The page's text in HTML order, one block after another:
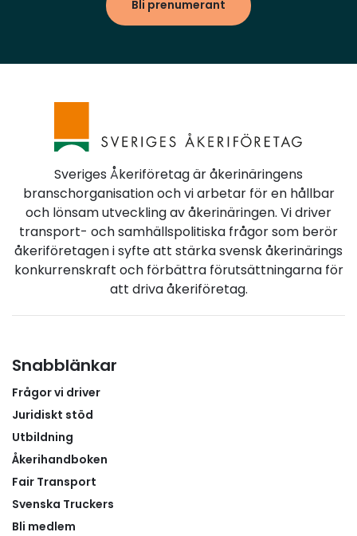
Bli prenumerant
Sveriges Åkeriföretag är åkerinäringens
branschorganisation och vi arbetar för en hållbar
och lönsam utveckling av åkerinäringen. Vi driver
transport- och samhällspolitiska frågor som berör
åkeriföretagen i syfte att stärka svensk åkerinärings
konkurrenskraft och förbättra förutsättningarna för
att driva åkeriföretag.
Snabblänkar
Frågor vi driver
Juridiskt stöd
Utbildning
Åkerihandboken
Fair Transport
Svenska Truckers
Bli medlem